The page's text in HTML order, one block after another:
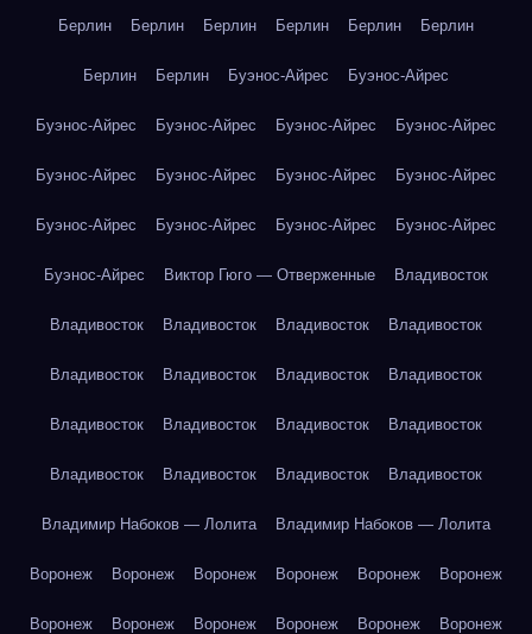
Берлин Берлин Берлин Берлин Берлин Берлин
Берлин Берлин Буэнос-Айрес Буэнос-Айрес
Буэнос-Айрес Буэнос-Айрес Буэнос-Айрес Буэнос-Айрес
Буэнос-Айрес Буэнос-Айрес Буэнос-Айрес Буэнос-Айрес
Буэнос-Айрес Буэнос-Айрес Буэнос-Айрес Буэнос-Айрес
Буэнос-Айрес Виктор Гюго — Отверженные Владивосток
Владивосток Владивосток Владивосток Владивосток
Владивосток Владивосток Владивосток Владивосток
Владивосток Владивосток Владивосток Владивосток
Владивосток Владивосток Владивосток Владивосток
Владимир Набоков — Лолита Владимир Набоков — Лолита
Воронеж Воронеж Воронеж Воронеж Воронеж Воронеж
Воронеж Воронеж Воронеж Воронеж Воронеж Воронеж